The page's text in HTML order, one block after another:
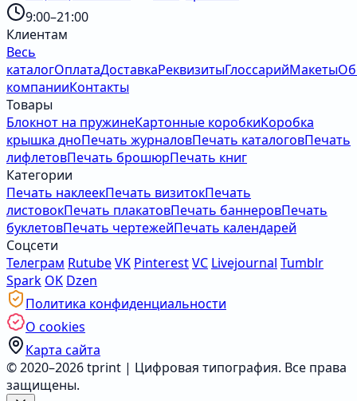
9:00–21:00
Клиентам
Весь
каталогОплатаДоставкаРеквизитыГлоссарийМакеты
компанииКонтакты
Товары
Блокнот на пружинеКартонные коробкиКоробка
крышка дноПечать журналовПечать каталоговПечать
лифлетовПечать брошюрПечать книг
Категории
Печать наклеекПечать визитокПечать
листовокПечать плакатовПечать баннеровПечать
буклетовПечать чертежейПечать календарей
Соцсети
Телеграм RutubeVK PinterestVC Livejournal Tumblr
Spark OK Dzen
Политика конфиденциальности
О cookies
Карта сайта
© 2020–2026 tprint | Цифровая типография. Все права
защищены.